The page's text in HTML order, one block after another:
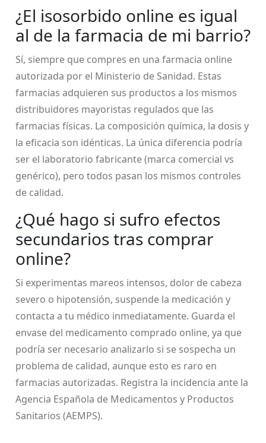
¿El isosorbido online es igual
al de la farmacia de mi barrio?
Sí, siempre que compres en una farmacia online
autorizada por el Ministerio de Sanidad. Estas
farmacias adquieren sus productos a los mismos
distribuidores mayoristas regulados que las
farmacias físicas. La composición química, la dosis y
la eficacia son idénticas. La única diferencia podría
ser el laboratorio fabricante (marca comercial vs
genérico), pero todos pasan los mismos controles
de calidad.
¿Qué hago si sufro efectos
secundarios tras comprar
online?
Si experimentas mareos intensos, dolor de cabeza
severo o hipotensión, suspende la medicación y
contacta a tu médico inmediatamente. Guarda el
envase del medicamento comprado online, ya que
podría ser necesario analizarlo si se sospecha un
problema de calidad, aunque esto es raro en
farmacias autorizadas. Registra la incidencia ante la
Agencia Española de Medicamentos y Productos
Sanitarios (AEMPS).